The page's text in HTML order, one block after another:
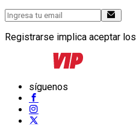
Registrarse implica aceptar los
síguenos